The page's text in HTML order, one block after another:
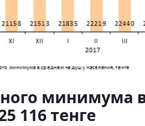
минимума
116 тенге